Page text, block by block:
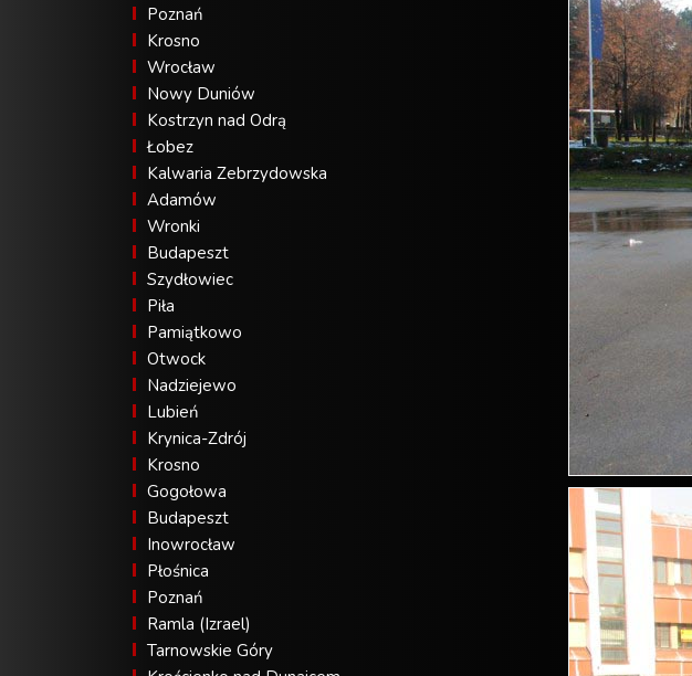
Poznań
Krosno
Wrocław
Nowy Duniów
Kostrzyn nad Odrą
Łobez
Kalwaria Zebrzydowska
Adamów
Wronki
Budapeszt
Szydłowiec
Piła
Pamiątkowo
Otwock
Nadziejewo
Lubień
Krynica-Zdrój
Krosno
Gogołowa
Budapeszt
Inowrocław
Płośnica
Poznań
Ramla (Izrael)
Tarnowskie Góry